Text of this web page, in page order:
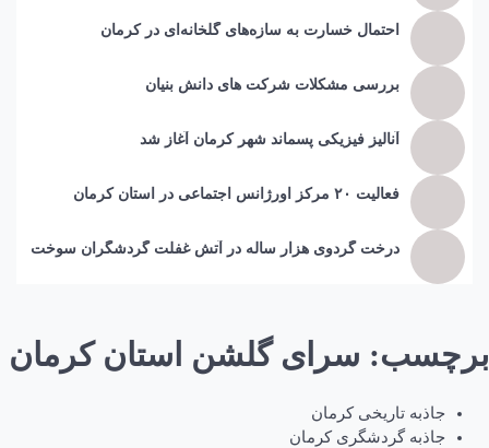
احتمال خسارت به ساز‌ه‌های گلخانه‌ای در کرمان
بررسی مشکلات شرکت های دانش بنیان
آنالیز فیزیکی پسماند شهر کرمان آغاز شد
فعالیت ۲۰ مرکز اورژانس اجتماعی در استان کرمان
درخت گردوی هزار ساله در آتش غفلت گردشگران سوخت
برچسب: سرای گلشن استان کرمان
جاذبه تاریخی کرمان
جاذبه گردشگری کرمان